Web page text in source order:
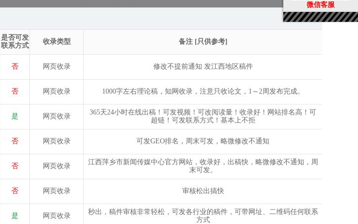
是否可发
联系方式
收录类型 备注 [只供参考]
否 网页收录 修改不提前通知 发江西地区稿件
否 网页收录 1000字左右理论稿，知网收录，注意只收论文，1～2周发布完成。
是 网页收录
365天24小时在线出稿！可发视频！可改阅读量！收录好！网站排名高！可
超链！可发联系方式！基本上不拒
否 网页收录 可发GEO排名，周末可发，略微修改不通知
否 网页收录
江西萍乡市新闻传媒中心官方网站，收录好，出稿快，略微修改不通知，周
末可发。
否 网页收录 审核松出搞快
是 网页收录
秒出，稿件审核非常轻松，可发各行业的稿件，可带网址、二维码任何联系
方式
微信客服